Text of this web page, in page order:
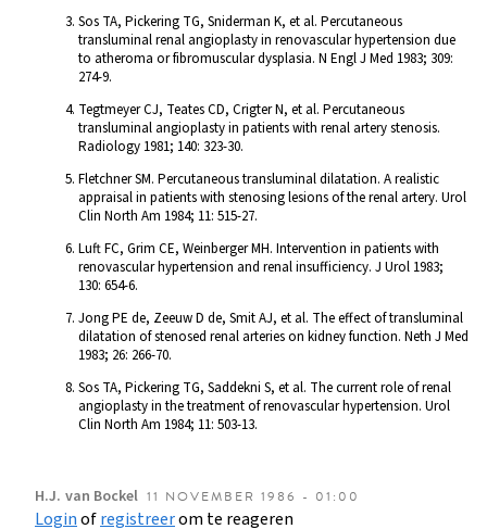
Sos TA, Pickering TG, Sniderman K, et al. Percutaneous
transluminal renal angioplasty in renovascular hypertension due
to atheroma or fibromuscular dysplasia. N Engl J Med 1983; 309:
274-9.
Tegtmeyer CJ, Teates CD, Crigter N, et al. Percutaneous
transluminal angioplasty in patients with renal artery stenosis.
Radiology 1981; 140: 323-30.
Fletchner SM. Percutaneous transluminal dilatation. A realistic
appraisal in patients with stenosing lesions of the renal artery. Urol
Clin North Am 1984; 11: 515-27.
Luft FC, Grim CE, Weinberger MH. Intervention in patients with
renovascular hypertension and renal insufficiency. J Urol 1983;
130: 654-6.
Jong PE de, Zeeuw D de, Smit AJ, et al. The effect of transluminal
dilatation of stenosed renal arteries on kidney function. Neth J Med
1983; 26: 266-70.
Sos TA, Pickering TG, Saddekni S, et al. The current role of renal
angioplasty in the treatment of renovascular hypertension. Urol
Clin North Am 1984; 11: 503-13.
H.J. van Bockel 11 NOVEMBER 1986 - 01:00
Loginofregistreerom te reageren